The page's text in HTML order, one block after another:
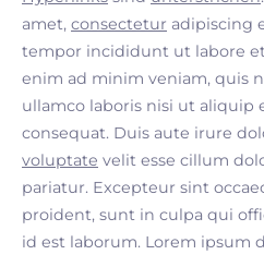
amet, consectetur adipiscing
tempor incididunt ut labore
enim ad minim veniam, quis
ullamco laboris nisi ut aliquip
consequat. Duis aute irure
voluptate velit esse cillum
pariatur. Excepteur sint
proident, sunt in culpa qui
id est laborum. Lorem ipsum